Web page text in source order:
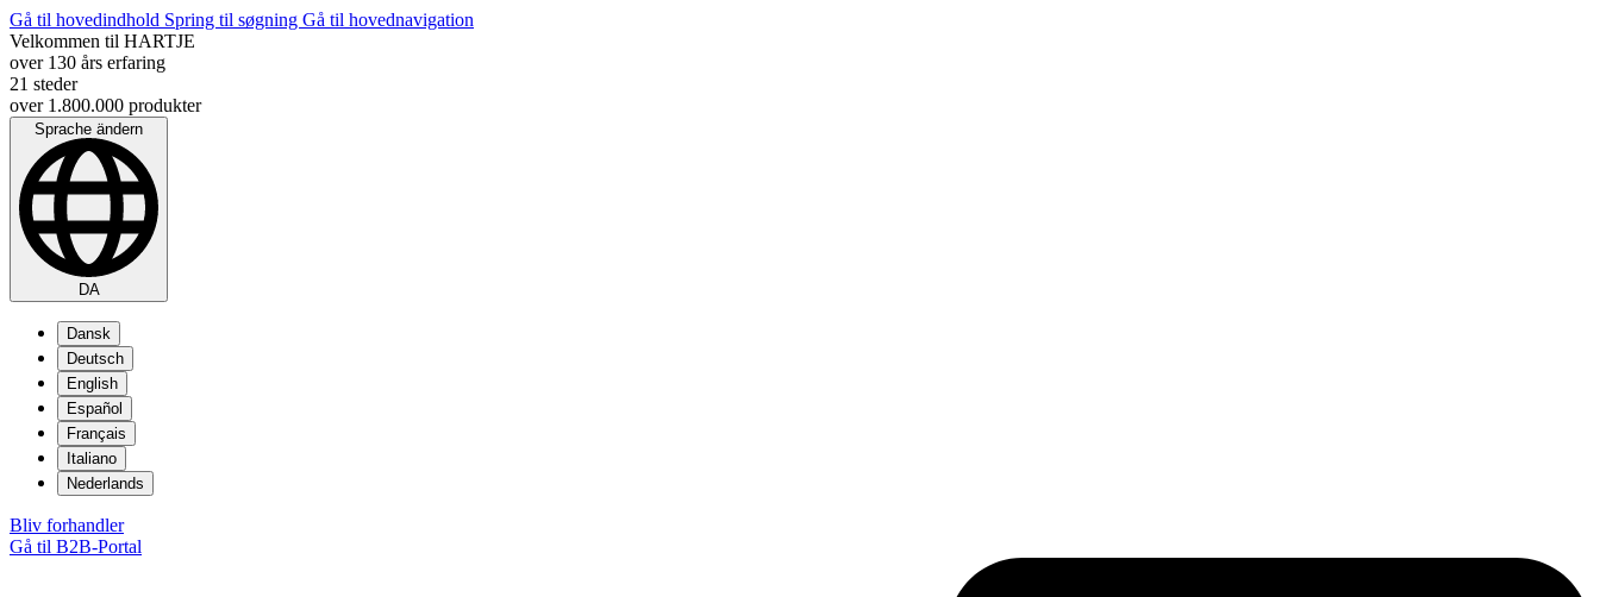
Gå til hovedindhold Spring til søgning Gå til hovednavigation
Velkommen til HARTJE
over 130 års erfaring
21 steder
over 1.800.000 produkter
Sprache ändern
DA
Dansk
Deutsch
English
Español
Français
Italiano
Nederlands
Bliv forhandler
Gå til B2B-Portal